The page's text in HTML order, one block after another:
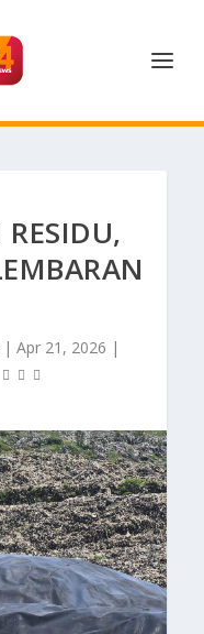
| Apr 21, 2026 |